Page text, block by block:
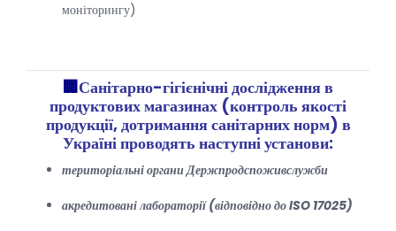
моніторингу)
🏢Санітарно-гігієнічні дослідження в
продуктових магазинах (контроль якості
продукції, дотримання санітарних норм) в
Україні проводять наступні установи:
територіальні органи Держпродспоживслужби
акредитовані лабораторії (відповідно до ISO 17025)